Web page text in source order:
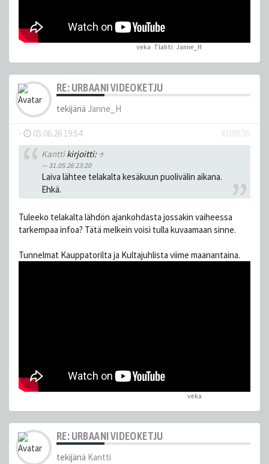
veka Tlahti Janne_H
RE: URBAANI VIDEOKETJU
tekijänä Janne_H
- 05.06.26 19:54
#109195
Kanttikirjoitti: ↑
31.05.26 23:20
Laiva lähtee telakalta kesäkuun puolivälin aikana.
Ehkä.
Tuleeko telakalta lähdön ajankohdasta jossakin vaiheessa
tarkempaa infoa? Tätä melkein voisi tulla kuvaamaan sinne.
Tunnelmat Kauppatorilta ja Kultajuhlista viime maanantaina.
veka
RE: URBAANI VIDEOKETJU
tekijänä Kantti